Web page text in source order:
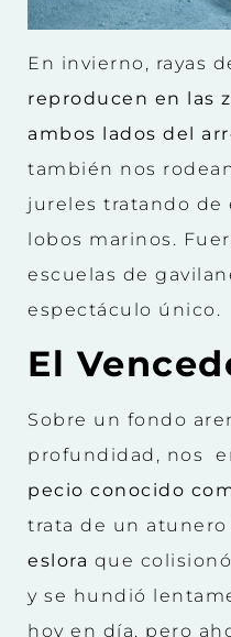
En invierno, rayas
reproducen en las
ambos lados del
también nos
jureles tratando de
lobos marinos.
escuelas de
espectáculo único.
El
Sobre un fondo
profundidad, nos
pecio conocido
trata de un atunero
eslora que
y se hundió
hoy en día, pero